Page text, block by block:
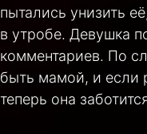
пытались унизить
в утробе. Девушка
комментариев. По
быть мамой, и если
теперь она